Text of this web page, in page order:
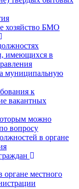
хозяйство БМО
имеющихся в
муниципальную
к
вакантных
можно
вопросу
в органе
местного